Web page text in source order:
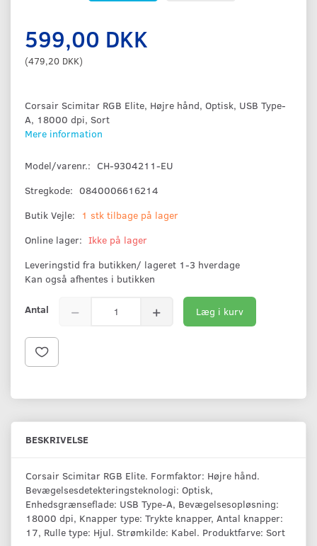
599,00 DKK
(479,20 DKK)
Corsair Scimitar RGB Elite, Højre hånd, Optisk, USB Type-
A, 18000 dpi, Sort
Mere information
Model/varenr.: CH-9304211-EU
Stregkode: 0840006616214
Butik Vejle:
1 stk tilbage på lager
Online lager: Ikke på lager
Leveringstid fra butikken/ lageret 1-3 hverdage
Kan også afhentes i butikken
Antal Læg i kurv
BESKRIVELSE
Corsair Scimitar RGB Elite. Formfaktor: Højre hånd.
Bevægelsesdetekteringsteknologi: Optisk,
Enhedsgrænseflade: USB Type-A, Bevægelsesopløsning:
18000 dpi, Knapper type: Trykte knapper, Antal knapper:
17, Rulle type: Hjul. Strømkilde: Kabel. Produktfarve: Sort